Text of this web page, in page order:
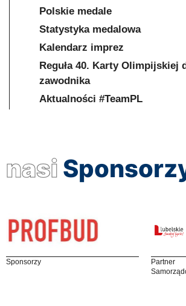
Polskie medale
Statystyka medalowa
Kalendarz imprez
Reguła 40. Karty Olimpijskiej
zawodnika
Aktualności #TeamPL
nasi
Sponsorzy
Partner